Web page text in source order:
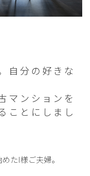
自分の好きな
マンションを
ことにしまし
たI様ご夫婦。